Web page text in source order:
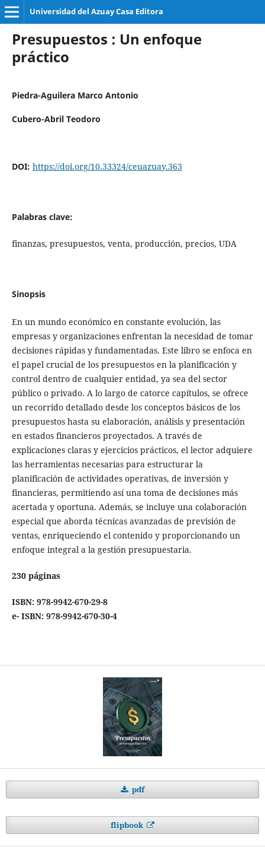
Universidad del Azuay Casa Editora
Presupuestos : Un enfoque
práctico
Piedra-Aguilera Marco Antonio
Cubero-Abril Teodoro
DOI: https://doi.org/10.33324/ceuazuay.363
Palabras clave:
finanzas, presupuestos, venta, producción, precios, UDA
Sinopsis
En un mundo económico en constante evolución, las
empresas y organizaciones enfrentan la necesidad de tomar
decisiones rápidas y fundamentadas. Este libro se enfoca en
el papel crucial de los presupuestos en la planificación y
control dentro de cualquier entidad, ya sea del sector
público o privado. A lo largo de catorce capítulos, se ofrece
un recorrido detallado desde los conceptos básicos de los
presupuestos hasta su elaboración, análisis y presentación
en estados financieros proyectados. A través de
explicaciones claras y ejercicios prácticos, el lector adquiere
las herramientas necesarias para estructurar la
planificación de actividades operativas, de inversión y
financieras, permitiendo así una toma de decisiones más
acertada y oportuna. Además, se incluye una colaboración
especial que aborda técnicas avanzadas de previsión de
ventas, enriqueciendo el contenido y proporcionando un
enfoque integral a la gestión presupuestaria.
230 páginas
ISBN: 978-9942-670-29-8
e- ISBN: 978-9942-670-30-4
pdf
flipbook